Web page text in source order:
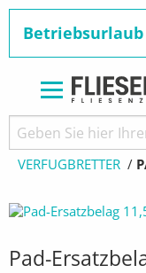
zum
Inhalt
Betriebsurlaub
Pfadnavigation
STARTSEITE
VERFUGBRETTER
Pad-